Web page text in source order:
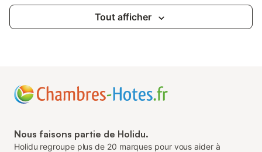
Tout afficher
Nous faisons partie de Holidu.
Holidu regroupe plus de 20 marques pour vous aider à